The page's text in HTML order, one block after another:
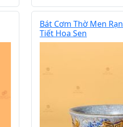
Bát Cơm Thờ Men
Tiết Hoa Sen